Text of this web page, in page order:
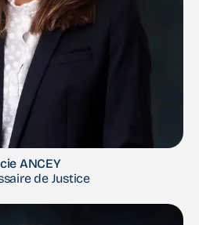
ANCEY
de Justice